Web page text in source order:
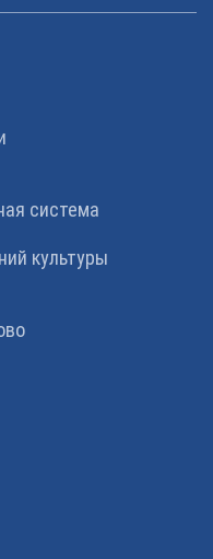
система
культуры